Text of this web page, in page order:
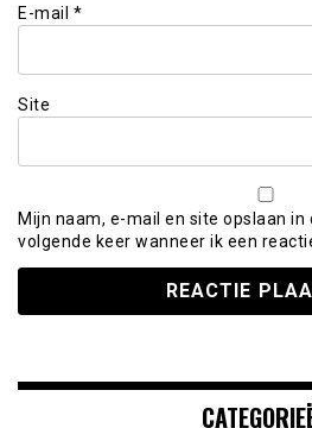
E-mail *
Site
Mijn naam, e-mail en site opslaan
volgende keer wanneer ik een